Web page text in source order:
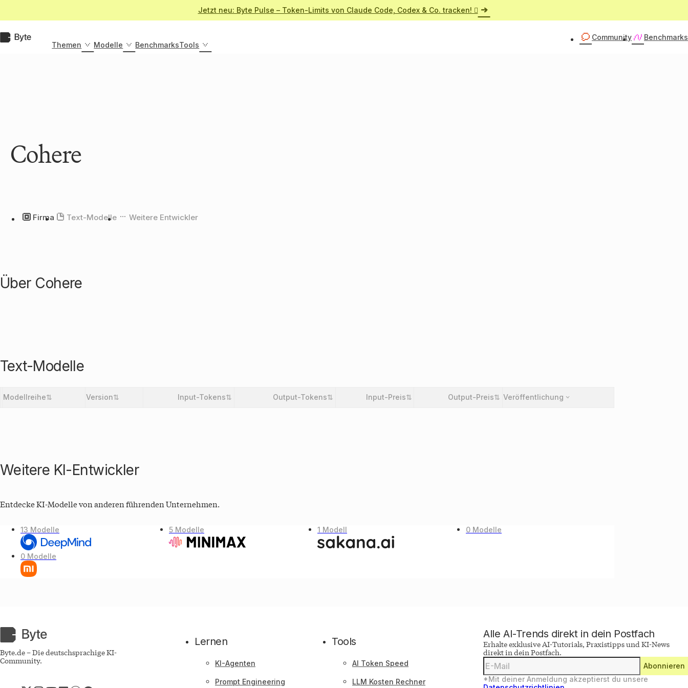
springen
Jetzt neu: Byte Pulse – Token-Limits von Claude Code, Codex & Co. tracken! 
Byte.de
Themen Modelle BenchmarksTools
Community Benchmarks
Cohere
Firma Text-Modelle Weitere Entwickler
Über Cohere
Text-Modelle
Entwickler
Modellreihe⇅ Version⇅ Input-Tokens⇅ Output-Tokens⇅ Input-Preis⇅ Output-Preis⇅ Veröffentlichung
Weitere KI-Entwickler
Entdecke KI-Modelle von anderen führenden Unternehmen.
13 Modelle 5 Modelle 1 Modell 0 Modelle
0 Modelle
Byte.de
Byte.de – Die deutschsprachige KI-
Community.
Lernen
KI-Agenten
Prompt Engineering
Tools
AI Token Speed
LLM Kosten Rechner
Alle AI-Trends direkt in dein Postfach
Erhalte exklusive AI-Tutorials, Praxistipps und KI-News
direkt in dein Postfach.
Deine
E-
Mail-
Adresse
Abonnieren
*Mit deiner Anmeldung akzeptierst du unsere